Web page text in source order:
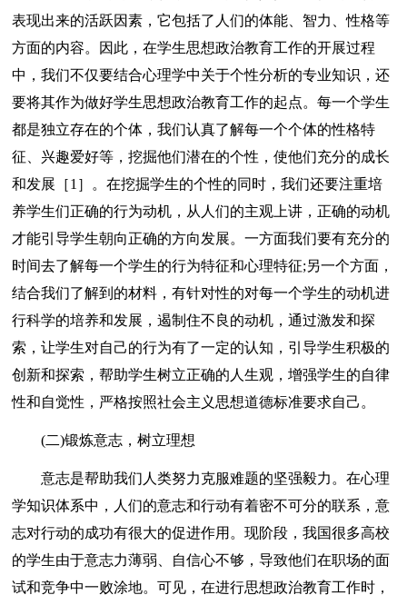
表现出来的活跃因素，它包括了人们的体能、智力、性格等
方面的内容。因此，在学生思想政治教育工作的开展过程
中，我们不仅要结合心理学中关于个性分析的专业知识，还
要将其作为做好学生思想政治教育工作的起点。每一个学生
都是独立存在的个体，我们认真了解每一个个体的性格特
征、兴趣爱好等，挖掘他们潜在的个性，使他们充分的成长
和发展［1］。在挖掘学生的个性的同时，我们还要注重培
养学生们正确的行为动机，从人们的主观上讲，正确的动机
才能引导学生朝向正确的方向发展。一方面我们要有充分的
时间去了解每一个学生的行为特征和心理特征;另一个方面，
结合我们了解到的材料，有针对性的对每一个学生的动机进
行科学的培养和发展，遏制住不良的动机，通过激发和探
索，让学生对自己的行为有了一定的认知，引导学生积极的
创新和探索，帮助学生树立正确的人生观，增强学生的自律
性和自觉性，严格按照社会主义思想道德标准要求自己。
(二)锻炼意志，树立理想
意志是帮助我们人类努力克服难题的坚强毅力。在心理
学知识体系中，人们的意志和行动有着密不可分的联系，意
志对行动的成功有很大的促进作用。现阶段，我国很多高校
的学生由于意志力薄弱、自信心不够，导致他们在职场的面
试和竞争中一败涂地。可见，在进行思想政治教育工作时，